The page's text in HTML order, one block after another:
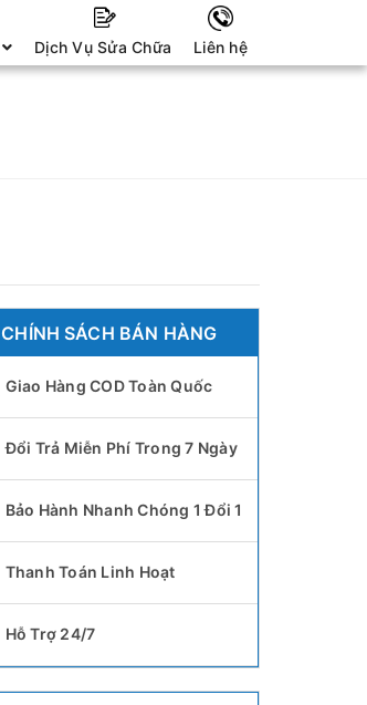
Dịch Vụ Sửa Chữa Liên hệ
CHÍNH SÁCH BÁN HÀNG
Giao Hàng COD Toàn Quốc
Đổi Trả Miễn Phí Trong 7 Ngày
Bảo Hành Nhanh Chóng 1 Đổi 1
Thanh Toán Linh Hoạt
Hỗ Trợ 24/7